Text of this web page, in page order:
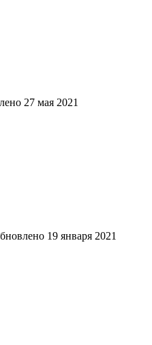
27 мая 2021
19 января 2021